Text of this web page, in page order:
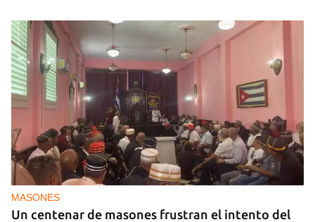
MASONES
Un centenar de masones frustran el intento del